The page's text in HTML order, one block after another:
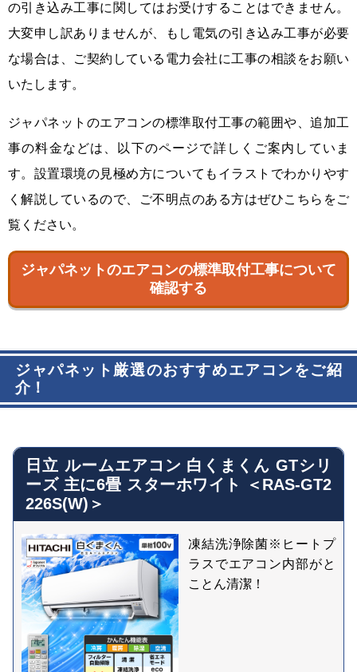
の引き込み工事に関してはお受けすることはできません。
大変申し訳ありませんが、もし電気の引き込み工事が必要
な場合は、ご契約している電力会社に工事の相談をお願い
いたします。
ジャパネットのエアコンの標準取付工事の範囲や、追加工
事の料金などは、以下のページで詳しくご案内していま
す。設置環境の見極め方についてもイラストでわかりやす
く解説しているので、ご不明点のある方はぜひこちらをご
覧ください。
ジャパネットのエアコンの標準取付工事について
確認する
ジャパネット厳選のおすすめエアコンをご紹
介！
日立 ルームエアコン 白くまくん GTシリ
ーズ 主に6畳 スターホワイト ＜RAS-GT2
226S(W)＞
凍結洗浄除菌※ヒートプ
ラスでエアコン内部がと
ことん清潔！